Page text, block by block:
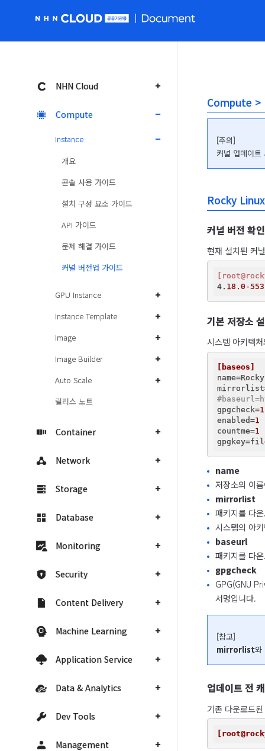
NHN Cloud
Compute
Instance
개요
콘솔 사용 가이드
설치 구성 요소 가이드
API 가이드
문제 해결 가이드
커널 버전업 가이드
GPU Instance
Instance Template
Image
Image Builder
Auto Scale
릴리스 노트
Container
Network
Storage
Database
Monitoring
Security
Content Delivery
Machine Learning
Application Service
Data & Analytics
Dev Tools
Management
Compute >
[주의]
커널 업데이
Rocky
커널 버전 확인
현재 설치된 커
4 .18 .0-553
기본 저장소
시스템 아키텍
[baseos]
name
mirrorlist
gpgcheck=1
enabled=1
countme=1
gpgkey
name
저장소의 이
mirrorlist
패키지를 다
시스템의 아
baseurl
패키지를 다
gpgcheck
GPG(GNU
서명입니다.
mirrorlist와
업데이트 전
기존 다운로드